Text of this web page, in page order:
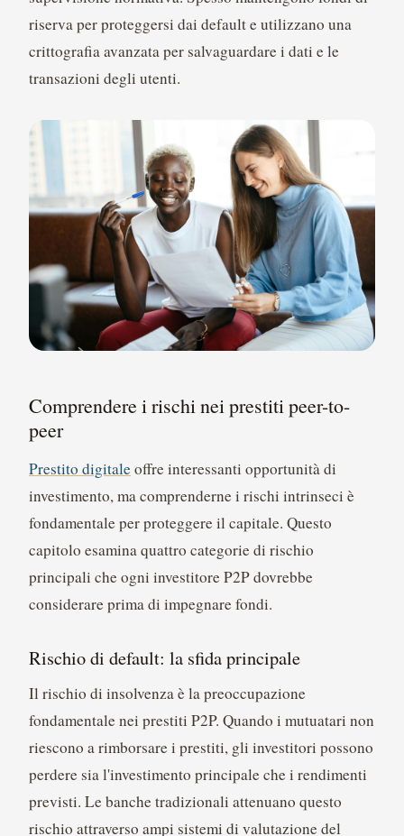
riserva per proteggersi dai default e utilizzano una
crittografia avanzata per salvaguardare i dati e le
transazioni degli utenti.
Comprendere i rischi nei prestiti peer-to-
peer
Prestito digitale offre interessanti opportunità di
investimento, ma comprenderne i rischi intrinseci è
fondamentale per proteggere il capitale. Questo
capitolo esamina quattro categorie di rischio
principali che ogni investitore P2P dovrebbe
considerare prima di impegnare fondi.
Rischio di default: la sfida principale
Il rischio di insolvenza è la preoccupazione
fondamentale nei prestiti P2P. Quando i mutuatari non
riescono a rimborsare i prestiti, gli investitori possono
perdere sia l'investimento principale che i rendimenti
previsti. Le banche tradizionali attenuano questo
rischio attraverso ampi sistemi di valutazione del